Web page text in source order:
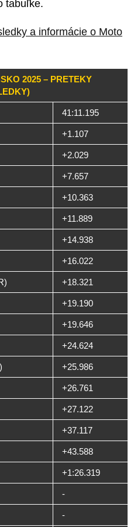
tabuľke.
a informácie o Moto
2025 – PRETEKY
41:11.195
+1.107
+2.029
+7.657
+10.363
+11.889
+14.938
+16.022
+18.321
+19.190
+19.646
+24.624
+25.986
+26.761
+27.122
+37.117
+43.588
+1:26.319
-
-